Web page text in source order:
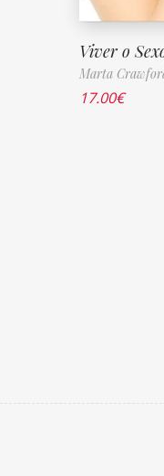
Viver o
Marta
17.00€